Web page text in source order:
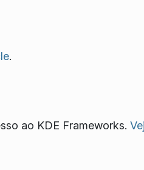
.
ao KDE Frameworks.